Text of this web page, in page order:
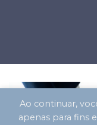
Ao continuar,
apenas para fins